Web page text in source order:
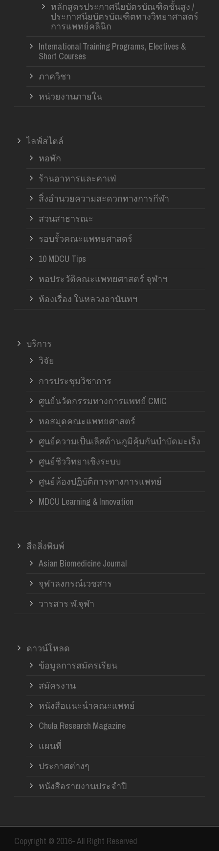
หลักสูตรประกาศนียบัตรบัณฑิตชั้นสูง /
ประกาศนียบัตรบัณฑิตทางวิทยาศาสตร์
การแพทย์คลินิก
International Training Programs, Electives &
Short Courses
ภาควิชา
หน่วยงานภายใน
ไลฟ์สไตล์
หอพัก
ร้านอาหารและคาเฟ่
สิ่งอำนวยความสะดวกทางการกีฬา
สวนสาธารณะ
รอบรั้วคณะแพทยศาสตร์
10 MDCU Tips
หอประวัติคณะแพทยศาสตร์ จุฬาฯ
ห้องเรื่อง ในหลวงอานันทฯ
บริการ
วิจัย
การประชุมวิชาการ
ศูนย์นวัตกรรมทางการแพทย์ CMIC
หอสมุดคณะแพทยศาสตร์
ศูนย์ความเป็นเลิศด้านภูมิคุ้มกันบำบัดมะเร็ง
ศูนย์ชีววิทยาเชิงระบบ
ศูนย์ห้องปฏิบัติการทางการแพทย์
MDCU Learning & Innovation
สื่อสิ่งพิมพ์
Asian Biomedicine Journal
จุฬาลงกรณ์เวชสาร
วารสาร ฬ.จุฬา
ดาวน์โหลด
ข้อมูลการสมัครเรียน
สมัครงาน
หนังสือแนะนำคณะแพทย์
Chula Research Magazine
แผนที่
ประกาศต่างๆ
หนังสือรายงานประจำปี
Copyright © 2016- All Right Reserved